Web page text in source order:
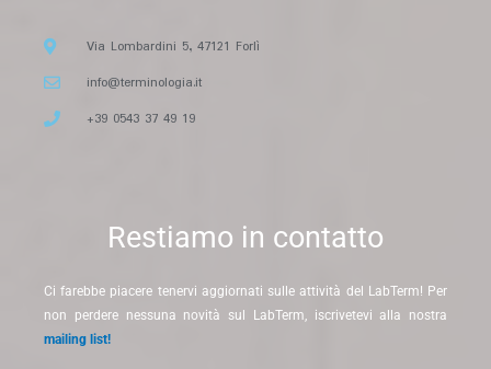
Via Lombardini 5, 47121 Forlì
info@terminologia.it
+39 0543 37 49 19
Restiamo in contatto
Ci farebbe piacere tenervi aggiornati sulle attività del LabTerm! Per
non perdere nessuna novità sul LabTerm, iscrivetevi alla nostra
mailing list!